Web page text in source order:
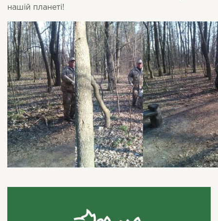
нашій планеті!